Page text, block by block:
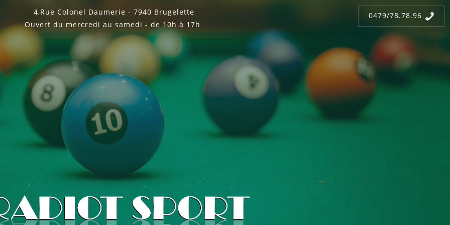
4,Rue Colonel Daumerie - 7940 Brugelette
Ouvert du mercredi au samedi - de 10h à 17h
0479/78.78.96